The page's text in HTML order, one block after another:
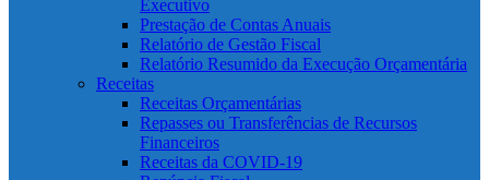
Executivo
Prestação de Contas Anuais
Relatório de Gestão Fiscal
Relatório Resumido da Execução Orçamentária
Receitas
Receitas Orçamentárias
Repasses ou Transferências de Recursos
Financeiros
Receitas da COVID-19